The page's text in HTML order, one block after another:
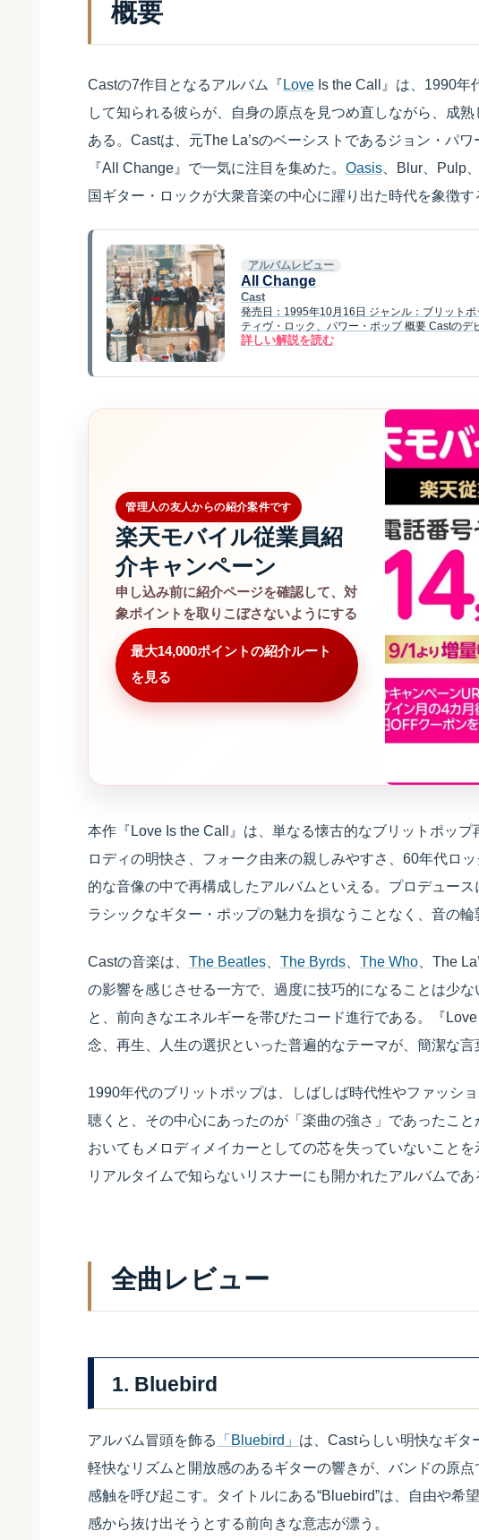
概要
Castの7作目となるアルバム『Love Is the Call』は、1990年
して知られる彼らが、自身の原点を見つめ直しながら、成
ある。Castは、元The La’sのベーシストであるジョン・パ
『All Change』で一気に注目を集めた。 Oasis 、Blur、Pulp
国ギター・ロックが大衆音楽の中心に躍り出た時代を象徴す
アルバムレビュー
All Change
Cast
発売日：1995年10月16日 ジャンル：ブリット
ティヴ・ロック、パワー・ポップ 概要 Castの
詳しい解説を読む
管理人の友人からの紹介案件です
楽天モバイル従業員紹
介キャンペーン
申し込み前に紹介ページを確認して、対
象ポイントを取りこぼさないようにする
最大14,000ポイントの紹介ルート
を見る
本作『Love Is the Call』は、単なる懐古的なブリットポッ
ロディの明快さ、フォーク由来の親しみやすさ、60年代ロ
的な音像の中で再構成したアルバムといえる。プロデュー
ラシックなギター・ポップの魅力を損なうことなく、音の
Castの音楽は、 The Beatles The Byrds The Who 、The
の影響を感じさせる一方で、過度に技巧的になることは少
と、前向きなエネルギーを帯びたコード進行である。『
念、再生、人生の選択といった普遍的なテーマが、簡潔な
1990年代のブリットポップは、しばしば時代性やファッシ
聴くと、その中心にあったのが「楽曲の強さ」であったこ
おいてもメロディメイカーとしての芯を失っていないこと
リアルタイムで知らないリスナーにも開かれたアルバムであ
全曲レビュー
1. Bluebird
アルバム冒頭を飾る 「Bluebird」 は、Castらしい明快なギタ
軽快なリズムと開放感のあるギターの響きが、バンドの原
感触を呼び起こす。タイトルにある“Bluebird”は、自由や希
感から抜け出そうとする前向きな意志が漂う。